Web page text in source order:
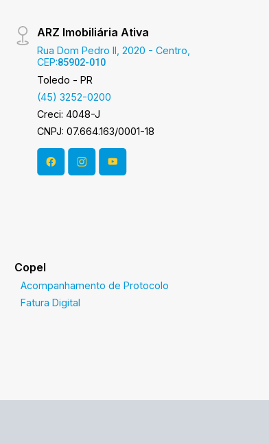
ARZ Imobiliária Ativa
Rua Dom Pedro II, 2020 - Centro,
CEP:85902-010
Toledo - PR
(45) 3252-0200
Creci: 4048-J
CNPJ: 07.664.163/0001-18
Copel
Acompanhamento de Protocolo
Fatura Digital